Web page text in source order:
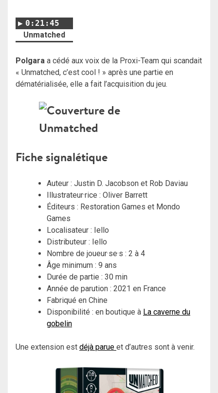
0:21:45
Unmatched
Polgara a cédé aux voix de la Proxi-Team qui scandait
« Unmatched, c’est cool ! » après une partie en
dématérialisée, elle a fait l’acquisition du jeu.
Fiche signalétique
Auteur : Justin D. Jacobson et Rob Daviau
Illustrateur·rice : Oliver Barrett
Éditeurs : Restoration Games et Mondo
Games
Localisateur : Iello
Distributeur : Iello
Nombre de joueur·se·s : 2 à 4
Âge minimum : 9 ans
Durée de partie : 30 min
Année de parution : 2021 en France
Fabriqué en Chine
Disponibilité : en boutique à La caverne du
gobelin
Une extension est déjà parue et d’autres sont à venir.